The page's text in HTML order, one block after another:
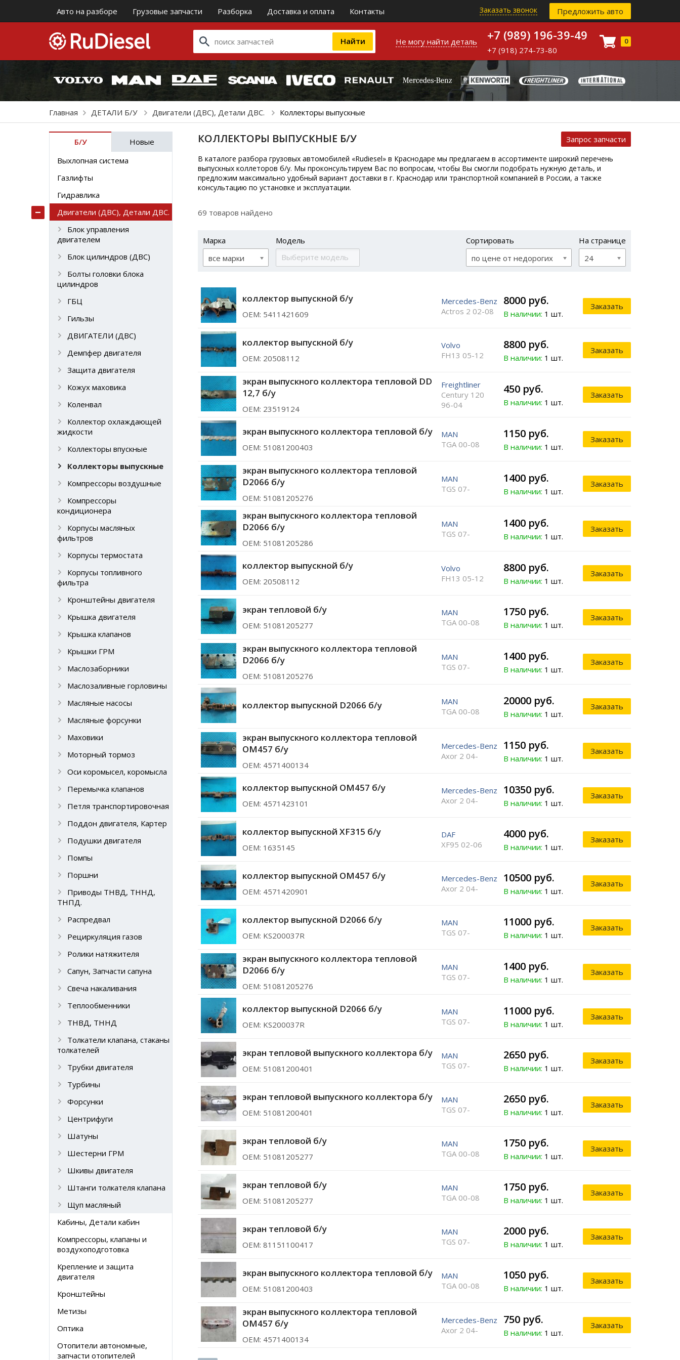
Авто на разборе Грузовые запчасти Разборка Доставка и оплата Контакты Заказать звонок Предложить авто
Не могу найти деталь +7 (989) 196-39-49
+7 (918) 274-73-80
0
Главная ДЕТАЛИ Б/У Двигатели (ДВС), Детали ДВС. Коллекторы выпускные
Б/У
Новые
Выхлопная система
Газлифты
Гидравлика
Двигатели (ДВС), Детали ДВС.
Блок управления
двигателем
Блок цилиндров (ДВС)
Болты головки блока
цилиндров
ГБЦ
Гильзы
ДВИГАТЕЛИ (ДВС)
Демпфер двигателя
Защита двигателя
Кожух маховика
Коленвал
Коллектор охлаждающей
жидкости
Коллекторы впускные
Коллекторы выпускные
Компрессоры воздушные
Компрессоры
кондиционера
Корпусы масляных
фильтров
Корпусы термостата
Корпусы топливного
фильтра
Кронштейны двигателя
Крышка двигателя
Крышка клапанов
Крышки ГРМ
Маслозаборники
Маслозаливные горловины
Масляные насосы
Масляные форсунки
Маховики
Моторный тормоз
Оси коромысел, коромысла
Перемычка клапанов
Петля транспортировочная
Поддон двигателя, Картер
Подушки двигателя
Помпы
Поршни
Приводы ТНВД, ТННД,
ТНПД.
Распредвал
Рециркуляция газов
Ролики натяжителя
Сапун, Запчасти сапуна
Свеча накаливания
Теплообменники
ТНВД, ТННД
Толкатели клапана, стаканы
толкателей
Трубки двигателя
Турбины
Форсунки
Центрифуги
Шатуны
Шестерни ГРМ
Шкивы двигателя
Штанги толкателя клапана
Щуп масляный
Кабины, Детали кабин
Компрессоры, клапаны и
воздухоподготовка
Крепление и защита
двигателя
Кронштейны
Метизы
Оптика
Отопители автономные,
запчасти отопителей
КОЛЛЕКТОРЫ ВЫПУСКНЫЕ Б/У Запрос запчасти
В каталоге разбора грузовых автомобилей «Rudiesel» в Краснодаре мы предлагаем в ассортименте широкий перечень
выпускных коллеторов б/у. Мы проконсультируем Вас по вопросам, чтобы Вы смогли подобрать нужную деталь, и
предложим максимально удобный вариант доставки в г. Краснодар или транспортной компанией в России, а также
консультацию по установке и эксплуатации.
69 товаров найдено
Марка
все марки
Модель
Сортировать
по цене от недорогих
На странице
24
коллектор выпускной б/у
ОЕМ: 5411421609
Mercedes-Benz
Actros 2 02-08
8000 руб.
В наличии: 1 шт.
Заказать
коллектор выпускной б/у
ОЕМ: 20508112
Volvo
FH13 05-12
8800 руб.
В наличии: 1 шт.
Заказать
экран выпускного коллектора тепловой DD
12,7 б/у
ОЕМ: 23519124
Freightliner
Century 120
96-04
450 руб.
В наличии: 1 шт.
Заказать
экран выпускного коллектора тепловой б/у
ОЕМ: 51081200403
MAN
TGA 00-08
1150 руб.
В наличии: 1 шт.
Заказать
экран выпускного коллектора тепловой
D2066 б/у
ОЕМ: 51081205276
MAN
TGS 07-
1400 руб.
В наличии: 1 шт.
Заказать
экран выпускного коллектора тепловой
D2066 б/у
ОЕМ: 51081205286
MAN
TGS 07-
1400 руб.
В наличии: 1 шт.
Заказать
коллектор выпускной б/у
ОЕМ: 20508112
Volvo
FH13 05-12
8800 руб.
В наличии: 1 шт.
Заказать
экран тепловой б/у
ОЕМ: 51081205277
MAN
TGA 00-08
1750 руб.
В наличии: 1 шт.
Заказать
экран выпускного коллектора тепловой
D2066 б/у
ОЕМ: 51081205276
MAN
TGS 07-
1400 руб.
В наличии: 1 шт.
Заказать
коллектор выпускной D2066 б/у
MAN
TGA 00-08
20000 руб.
В наличии: 1 шт.
Заказать
экран выпускного коллектора тепловой
OM457 б/у
ОЕМ: 4571400134
Mercedes-Benz
Axor 2 04-
1150 руб.
В наличии: 1 шт.
Заказать
коллектор выпускной OM457 б/у
ОЕМ: 4571423101
Mercedes-Benz
Axor 2 04-
10350 руб.
В наличии: 1 шт.
Заказать
коллектор выпускной XF315 б/у
ОЕМ: 1635145
DAF
XF95 02-06
4000 руб.
В наличии: 1 шт.
Заказать
коллектор выпускной OM457 б/у
ОЕМ: 4571420901
Mercedes-Benz
Axor 2 04-
10500 руб.
В наличии: 1 шт.
Заказать
коллектор выпускной D2066 б/у
ОЕМ: KS200037R
MAN
TGS 07-
11000 руб.
В наличии: 1 шт.
Заказать
экран выпускного коллектора тепловой
D2066 б/у
ОЕМ: 51081205276
MAN
TGS 07-
1400 руб.
В наличии: 1 шт.
Заказать
коллектор выпускной D2066 б/у
ОЕМ: KS200037R
MAN
TGS 07-
11000 руб.
В наличии: 1 шт.
Заказать
экран тепловой выпускного коллектора б/у
ОЕМ: 51081200401
MAN
TGS 07-
2650 руб.
В наличии: 1 шт.
Заказать
экран тепловой выпускного коллектора б/у
ОЕМ: 51081200401
MAN
TGS 07-
2650 руб.
В наличии: 1 шт.
Заказать
экран тепловой б/у
ОЕМ: 51081205277
MAN
TGA 00-08
1750 руб.
В наличии: 1 шт.
Заказать
экран тепловой б/у
ОЕМ: 51081205277
MAN
TGA 00-08
1750 руб.
В наличии: 1 шт.
Заказать
экран тепловой б/у
ОЕМ: 81151100417
MAN
TGS 07-
2000 руб.
В наличии: 1 шт.
Заказать
экран выпускного коллектора тепловой б/у
ОЕМ: 51081200403
MAN
TGA 00-08
1050 руб.
В наличии: 1 шт.
Заказать
экран выпускного коллектора тепловой
OM457 б/у
ОЕМ: 4571400134
Mercedes-Benz
Axor 2 04-
750 руб.
В наличии: 1 шт.
Заказать